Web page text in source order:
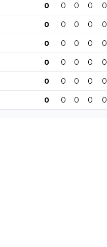
0 0 0 0 0
0 0 0 0 0
0 0 0 0 0
0 0 0 0 0
0 0 0 0 0
0 0 0 0 0